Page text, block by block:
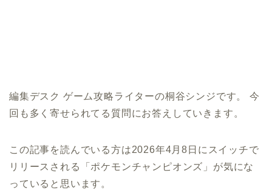
編集デスク ゲーム攻略ライターの桐谷シンジです。 今
回も多く寄せられてる質問にお答えしていきます。
この記事を読んでいる方は2026年4月8日にスイッチで
リリースされる「ポケモンチャンピオンズ」が気にな
っていると思います。